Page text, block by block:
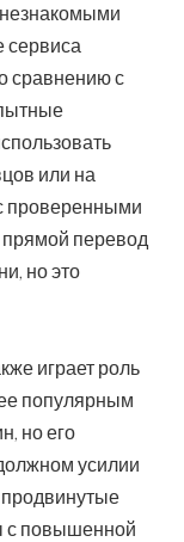
сервиса
сравнению с
или на
проверенными
прямой перевод
но это
играет роль
популярным
но его
усилии
с повышенной